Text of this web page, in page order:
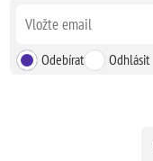
Odebírat Odhlásit